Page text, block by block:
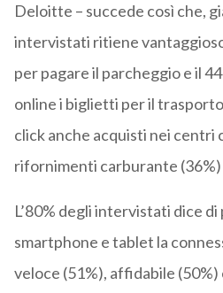
Deloitte – succede così che,
intervistati ritiene
per pagare il parcheggio e il
online i biglietti per il
click anche acquisti nei centri
rifornimenti carburante (36%)
L’80% degli intervistati dice
smartphone e tablet la
veloce (51%), affidabile (50%)